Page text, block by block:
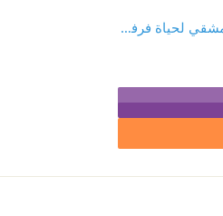
إيساغوجي : نقل أبي عثمان الدمشقي لحياة فرفريوس الصوري وفلسفته وصلة مدخله بمدخل ابن سينا